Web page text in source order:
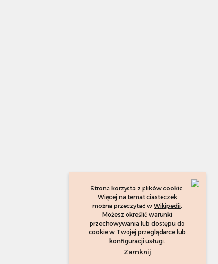
Strona korzysta z plików cookie.
Więcej na temat ciasteczek
można przeczytać w Wikipedii.
Możesz określić warunki
przechowywania lub dostępu do
cookie w Twojej przeglądarce lub
konfiguracji usługi.
Zamknij